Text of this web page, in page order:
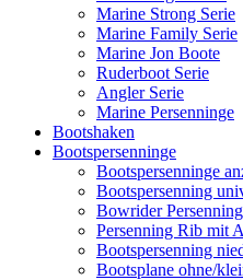
Marine Strong Serie
Marine Family Serie
Marine Jon Boote
Ruderboot Serie
Angler Serie
Marine Persenninge
Bootshaken
Bootspersenninge
Bootspersenninge
Bootspersenning
Bowrider Persenning
Persenning Rib mit
Bootspersenning
Bootsplane ohne/